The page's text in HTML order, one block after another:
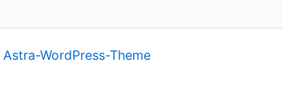
:
Astra-WordPress-Theme